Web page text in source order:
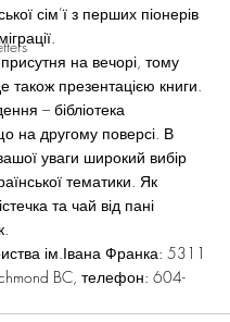
сім’ї з перших піонерів
на вечорі, тому
також презентацією книги.
– бібліотека
на другому поверсі. В
уваги широкий вибір
тематики. Як
та чай від пані
ім.Івана Франка: 5311
BC, телефон: 604-